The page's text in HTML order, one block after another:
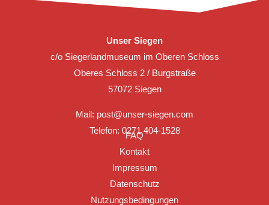
Unser Siegen
c/o Siegerlandmuseum im Oberen Schloss
Oberes Schloss 2 / Burgstraße
57072 Siegen
Mail: post@unser-siegen.com
Telefon: 0271 404-1528
FAQ
Kontakt
Impressum
Datenschutz
Nutzungsbedingungen